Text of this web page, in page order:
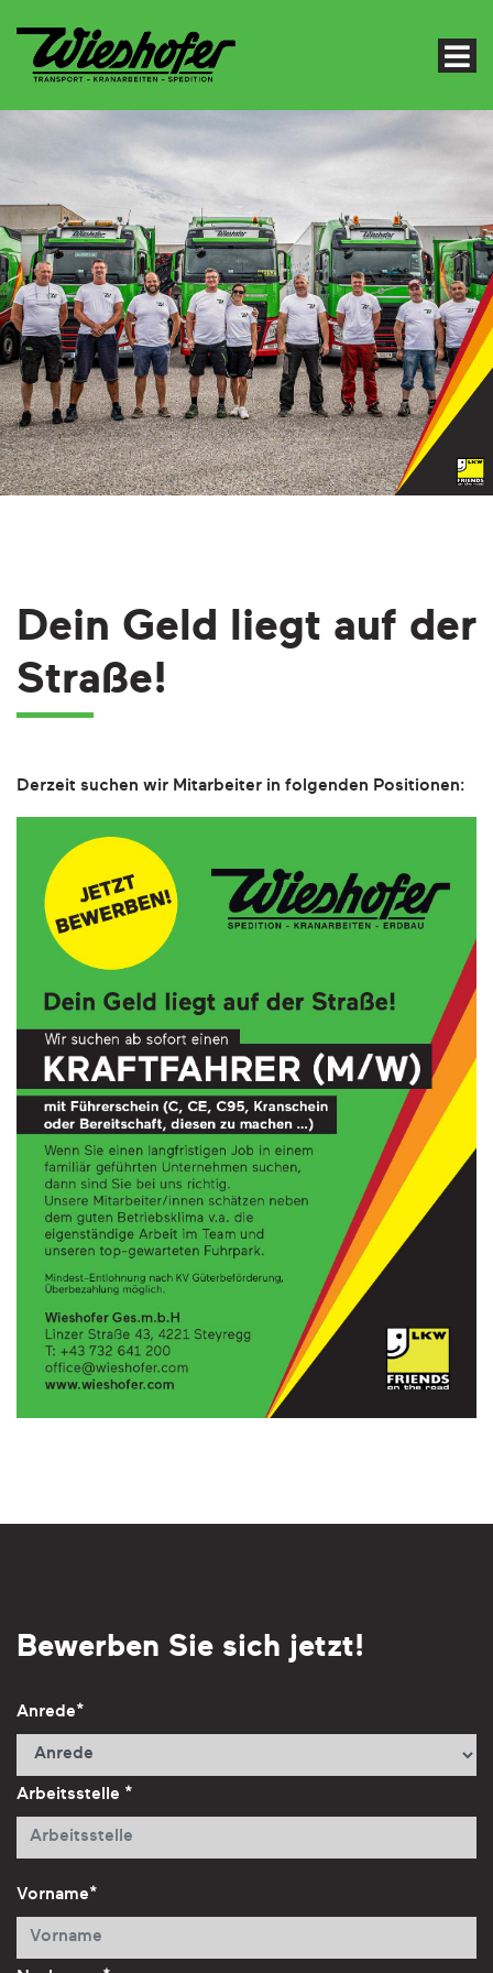
Dein Geld liegt auf der
Straße!
Derzeit suchen wir Mitarbeiter in folgenden Positionen:
Bewerben Sie sich jetzt!
Anrede*
Arbeitsstelle *
Vorname*